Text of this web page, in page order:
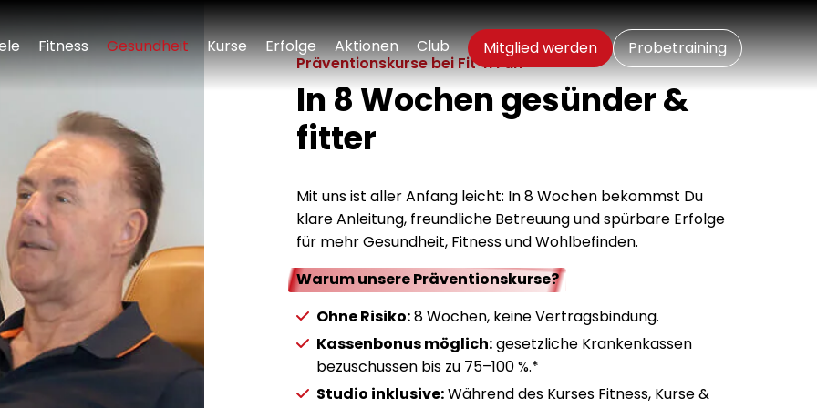
Fitness Gesundheit Kurse Erfolge Aktionen Club Mitglied werden Probetraining
In 8 Wochen gesünder &
fitter
Präventionskurse bei Fit ‘n Fun
Mit uns ist aller Anfang leicht: In 8 Wochen bekommst Du
klare Anleitung, freundliche Betreuung und spürbare Erfolge
für mehr Gesundheit, Fitness und Wohlbefinden.
Warum unsere Präventionskurse?
Ohne Risiko:8 Wochen, keine Vertragsbindung.
Kassenbonus möglich:gesetzliche Krankenkassen
bezuschussen bis zu 75–100 %.*
Studio inklusive:Während des Kurses Fitness, Kurse &